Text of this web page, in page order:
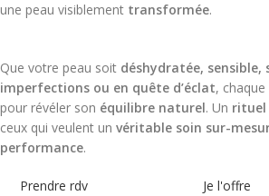
une peau visiblement transformée.
Que votre peau soit déshydratée, sensible,
imperfections ou en quête d’éclat,
pour révéler son équilibre naturel. Un rituel
ceux qui veulent un véritable soin sur-
performance.
Prendre rdv Je l'offre